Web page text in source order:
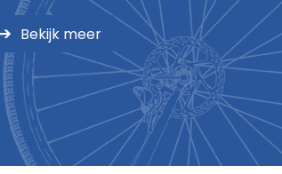
Bekijk meer